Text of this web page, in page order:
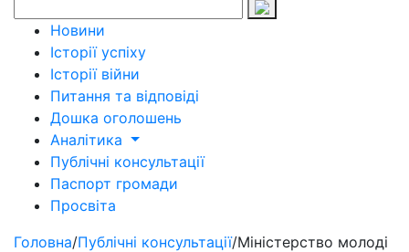
Новини
Історії успіху
Історії війни
Питання та відповіді
Дошка оголошень
Аналітика
Публічні консультації
Паспорт громади
Просвіта
Головна/Публічні консультації/Міністерство молоді